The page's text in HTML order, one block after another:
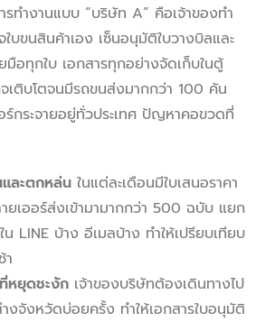
รทำงานแบบ “บริษัท A” คือเจ้าของทำ
บขนสินค้าเอง เซ็นอนุมัติใบวางบิลและ
มือทุกใบ เอกสารทุกอย่างจัดเก็บในตู้
เติบโตจนมีรถขนส่งมากกว่า 100 คัน
ร์กระจายอยู่ทั่วประเทศ ปัญหาคอขวดที่
และตกหล่นในแต่ละเดือนมีใบเสนอราคา
ยเออร์ส่งเข้ามามากกว่า 500 ฉบับ แยก
LINE บ้าง อีเมลบ้าง ทำให้เปรียบเทียบ
า
หยุดชะงัก เจ้าของบริษัทต้องเดินทางไป
งจังหวัดบ่อยครั้ง ทำให้เอกสารใบอนุมัติ